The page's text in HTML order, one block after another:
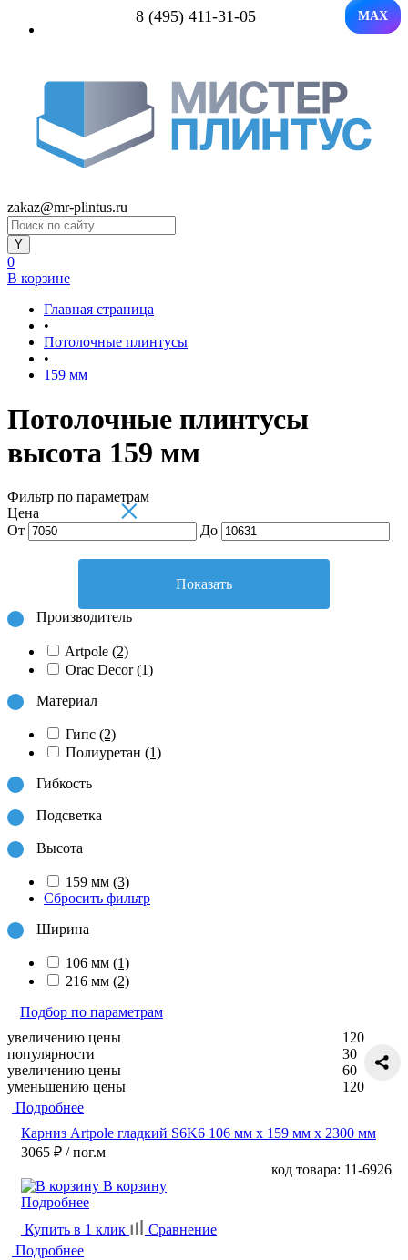
8 (495) 411-31-05 MAX
zakaz@mr-plintus.ru
0
В корзине
Главная страница
•
Потолочные плинтусы
•
159 мм
Потолочные плинтусы
высота 159 мм
Фильтр по параметрам
×
Цена
От
До
Показать
Производитель
Artpole (2)
Orac Decor(1)
Материал
Гипс (2)
Полиуретан (1)
Гибкость
Подсветка
Высота
159 мм (3)
Сбросить фильтр
Ширина
106 мм (1)
216 мм (2)
Подбор по параметрам
увеличению цены
популярности
увеличению цены
уменьшению цены
120
30
60
120
Подробнее
Карниз Artpole гладкий S6K6 106 мм х 159 мм х 2300 мм
3065 ₽ / пог.м
код товара: 11-6926
В корзину
Подробнее
Купить в 1 клик
Сравнение
Подробнее